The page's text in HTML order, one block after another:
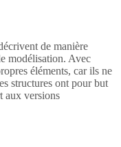
de manière
modélisation. Avec
éléments, car ils ne
structures ont pour but
aux versions